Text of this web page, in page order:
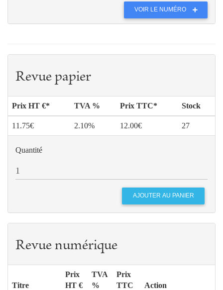
VOIR LE NUMÉRO
Revue papier
Prix HT €* TVA % Prix TTC* Stock
11.75€ 2.10% 12.00€ 27
Quantité
Revue numérique
Titre
Prix
HT €
TVA
%
Prix
TTC
Action